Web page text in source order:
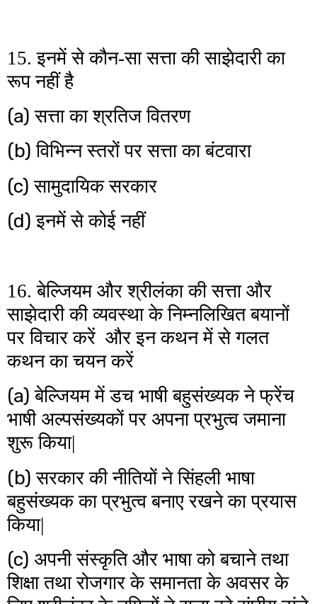
15. इनमें से कौन-सा सत्ता की साझेदारी का
रूप नहीं है
(a)सत्ता का श्रतिज वितरण
(b)विभिन्न स्तरों पर सत्ता का बंटवारा
(c)सामुदायिक सरकार
(d)इनमें से कोई नहीं
16. बेल्जियम और श्रीलंका की सत्ता और
साझेदारी की व्यवस्था के निम्नलिखित बयानों
पर विचार करें और इन कथन में से गलत
कथन का चयन करें
(a)बेल्जियम में डच भाषी बहुसंख्यक ने फ्रेंच
भाषी अल्पसंख्यकों पर अपना प्रभुत्व जमाना
शुरू किया|
(b)सरकार की नीतियों ने सिंहली भाषा
बहुसंख्यक का प्रभुत्व बनाए रखने का प्रयास
किया|
(c) अपनी संस्कृति और भाषा को बचाने तथा
शिक्षा तथा रोजगार के समानता के अवसर के